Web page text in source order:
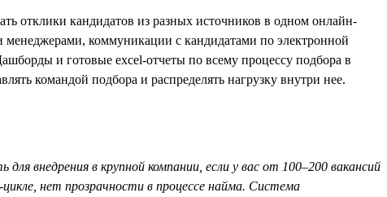
отклики кандидатов из разных источников в одном онлайн-
менеджерами, коммуникации с кандидатами по электронной
и готовые excel-отчеты по всему процессу подбора в
командой подбора и распределять нагрузку внутри нее.
внедрения в крупной компании, если у вас от 100–200 вакансий
нет прозрачности в процессе найма. Система